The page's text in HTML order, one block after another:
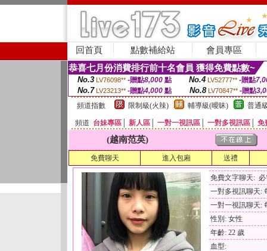
回首頁 點數補給站 會員專區
恭喜七月份消費排行前十名會員 獲得免費點數~
No.3 LV76098** -贈點8,000點 No.4 LV52777** -贈點
No.7 LV23213** -贈點4,000 點 No.8 LV70847** -贈點
頻道指數
限制級(火辣) 輔導級(曖昧) 普通
頻道 台妹專區 新人區 一對一視訊區 一對多視訊區 免
(越南范英)
免費聊天 進入包廂 送禮
免費文字聊天:
一對多視訊聊天:
一對一視訊聊天:
性別: 女性
年齡: 22 歲
血型: